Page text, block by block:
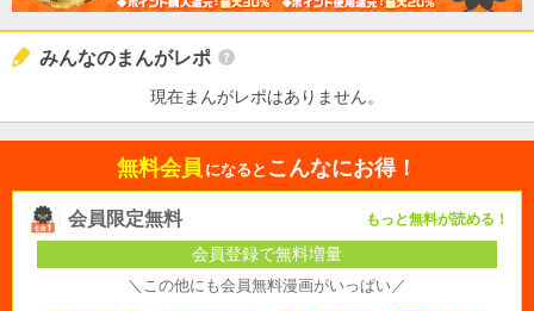
みんなのまんがレポ
現在まんがレポはありません。
無料会員 になると こんなにお得！
会員限定無料 もっと無料が読める！
会員登録で無料増量
＼この他にも会員無料漫画がいっぱい／